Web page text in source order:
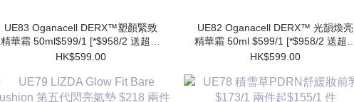
UE83 Oganacell DERX™塑顏緊致
精華霜 50ml$599/1 [*$958/2 送超勝
肽爽膚水15ml*4 ][*$1437/3送 超勝
列任選6件送 超勝肽爽膚水
15ml*8+超勝肽安瓶10ml*8】
HK$599.00
UE82 Oganacell DERX™ 光韻煥亮
精華霜 50ml $599/1 [*$958/2 送超勝
肽爽膚水15ml*4 支 ][*$1437/3送 超
系列任選6件送 超勝肽爽膚水
15ml*8+超勝肽安瓶10ml*8】
HK$599.00